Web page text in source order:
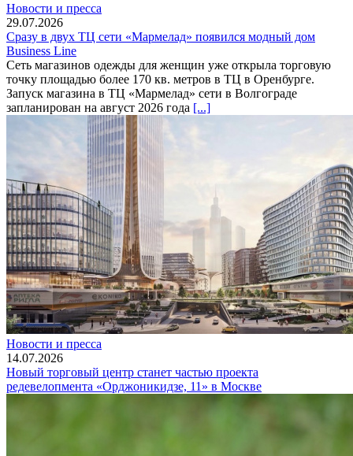
Новости и пресса
29.07.2026
Сразу в двух ТЦ сети «Мармелад» появился модный дом
Business Line
Сеть магазинов одежды для женщин уже открыла торговую
точку площадью более 170 кв. метров в ТЦ в Оренбурге.
Запуск магазина в ТЦ «Мармелад» сети в Волгограде
запланирован на август 2026 года [...]
Новости и пресса
14.07.2026
Новый торговый центр станет частью проекта
редевелопмента «Орджоникидзе, 11» в Москве